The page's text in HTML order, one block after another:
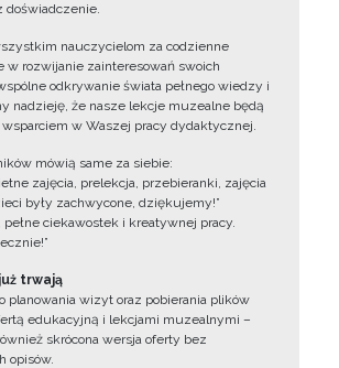
doświadczenie.
nauczycielom za codzienne
w rozwijanie zainteresowań swoich
odkrywanie świata pełnego wiedzy i
nadzieję, że nasze lekcje muzealne będą
w Waszej pracy dydaktycznej.
mówią same za siebie:
zajęcia, prelekcja, przebieranki, zajęcia
były zachwycone, dziękujemy!”
pełne ciekawostek i kreatywnej pracy.
trwają
planowania wizyt oraz pobierania plików
edukacyjną i lekcjami muzealnymi –
skrócona wersja oferty bez
opisów.